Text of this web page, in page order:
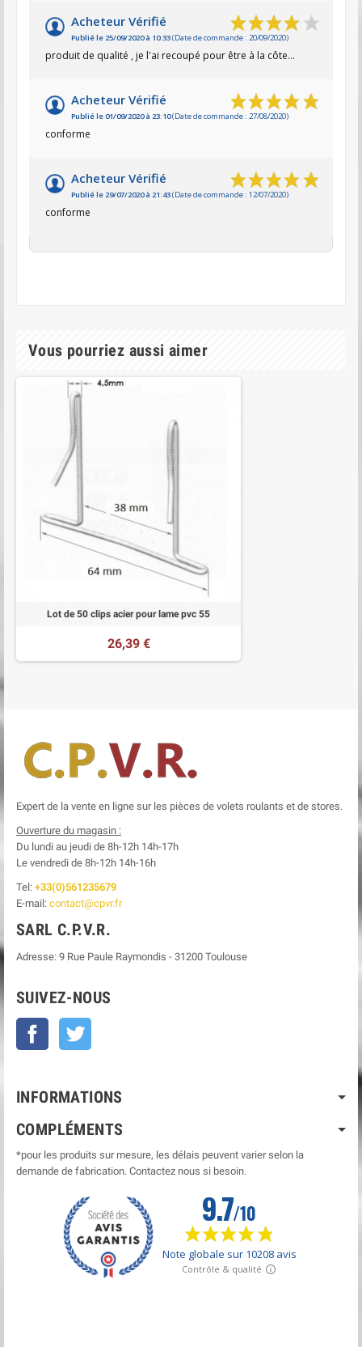
Acheteur Vérifié
Publié le 25/09/2020 à 10:33(Date de commande : 20/09/2020)
produit de qualité , je l'ai recoupé pour être à la côte...
Acheteur Vérifié
Publié le 01/09/2020 à 23:10(Date de commande : 27/08/2020)
conforme
Acheteur Vérifié
Publié le 29/07/2020 à 21:43(Date de commande : 12/07/2020)
conforme
Vous pourriez aussi aimer
Lot de 50 clips acier pour lame pvc 55
26,39 €
Expert de la vente en ligne sur les pièces de volets roulants et de stores.
Ouverture du magasin :
Du lundi au jeudi de 8h-12h 14h-17h
Le vendredi de 8h-12h 14h-16h
Tel: +33(0)561235679
E-mail: contact@cpvr.fr
SARL C.P.V.R.
Adresse: 9 Rue Paule Raymondis - 31200 Toulouse
SUIVEZ-NOUS
Facebook
INFORMATIONS
COMPLÉMENTS
*pour les produits sur mesure, les délais peuvent varier selon la
demande de fabrication. Contactez nous si besoin.